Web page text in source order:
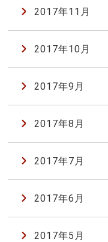
2017年11月
2017年10月
2017年9月
2017年8月
2017年7月
2017年6月
2017年5月